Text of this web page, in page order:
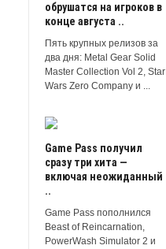
обрушатся на игроков в
конце августа ..
Пять крупных релизов за
два дня: Metal Gear Solid
Master Collection Vol 2, Star
Wars Zero Company и ...
Game Pass получил
сразу три хита —
включая неожиданный
..
Game Pass пополнился
Beast of Reincarnation,
PowerWash Simulator 2 и